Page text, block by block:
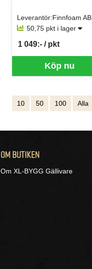
Leverantör:Finnfoam AB
50,75 pkt i lager
Köp nu
1 049:- / pkt
SEK per PKT
10 50 100 Alla
OM BUTIKEN
Om XL-BYGG Gällivare